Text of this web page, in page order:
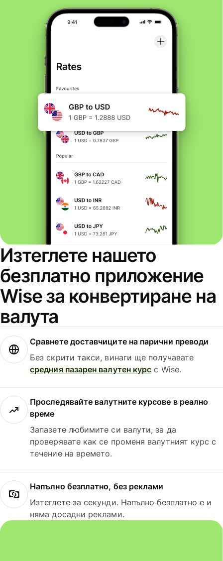
Изтеглете нашето
безплатно приложение
Wise за конвертиране на
валута
Сравнете доставчиците на парични преводи
Без скрити такси, винаги ще получавате
средния пазарен валутен курс с Wise.
Проследявайте валутните курсове в реално
време
Запазете любимите си валути, за да
проверявате как се променя валутният курс с
течение на времето.
Напълно безплатно, без реклами
Изтеглете за секунди. Напълно безплатно е и
няма досадни реклами.